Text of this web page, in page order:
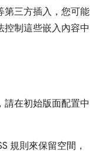
第三方插入，您可能
控制這些嵌入內容中
請在初始版面配置中
規則來保留空間，